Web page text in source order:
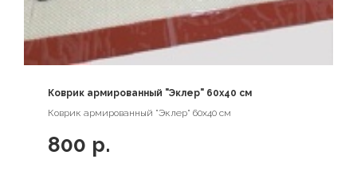
Коврик армированный "Эклер" 60х40 см
Коврик армированный "Эклер" 60х40 см
800 р.